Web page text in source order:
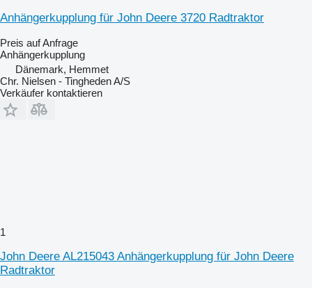
Anhängerkupplung für John Deere 3720 Radtraktor
Preis auf Anfrage
Anhängerkupplung
Dänemark, Hemmet
Chr. Nielsen - Tingheden A/S
Verkäufer kontaktieren
1
John Deere AL215043 Anhängerkupplung für John Deere
Radtraktor